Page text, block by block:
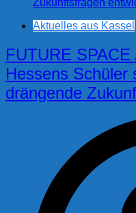
Aktuelles aus Kassel
FUTURE SPACE
Hessens Schüler
drängende